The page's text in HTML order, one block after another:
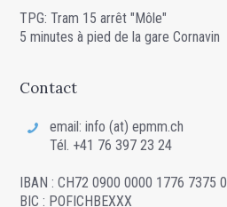
TPG: Tram 15 arrêt "Môle"
5 minutes à pied de la gare Cornavin
Contact
email: info (at) epmm.ch
Tél. +41 76 397 23 24
IBAN : CH72 0900 0000 1776 7375 0
BIC : POFICHBEXXX